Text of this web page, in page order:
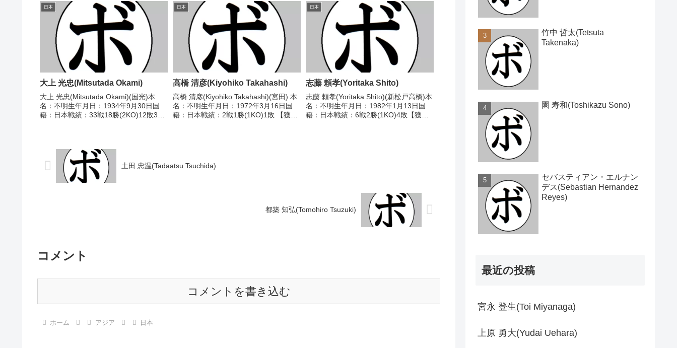
本ライトフライ級新人王予選
1951/11/17 ●4...
1969/01/23 ○4R判定 (採点不明) 木村
多喜男(京浜...
○2RTKO 手島 慎平(中日)■2020年度中
日...
日本
大上 光忠(Mitsutada Okami)
大上 光忠(Mitsutada Okami)(国光)本
名：不明生年月日：1934年9月30日国
籍：日本戦績：33戦18勝(2KO)12敗3分
日本
高橋 清彦(Kiyohiko Takahashi)
高橋 清彦(Kiyohiko Takahashi)(宮田) 本
名：不明生年月日：1972年3月16日国
籍：日本戦績：2戦1勝(1KO)1敗 【獲得
日本
志藤 頼孝(Yoritaka Shito)
志藤 頼孝(Yoritaka Shito)(新松戸高橋)本
名：不明生年月日：1982年1月13日国
籍：日本戦績：6戦2勝(1KO)4敗【獲得
土田 忠温(Tadaatsu Tsuchida)
都築 知弘(Tomohiro Tsuzuki)
コメント
コメントを書き込む
ホーム アジア 日本
竹中 哲太(Tetsuta
Takenaka)
園 寿和(Toshikazu Sono)
セバスティアン・エルナン
デス(Sebastian Hernandez
Reyes)
最近の投稿
宮永 登生(Toi Miyanaga)
上原 勇大(Yudai Uehara)